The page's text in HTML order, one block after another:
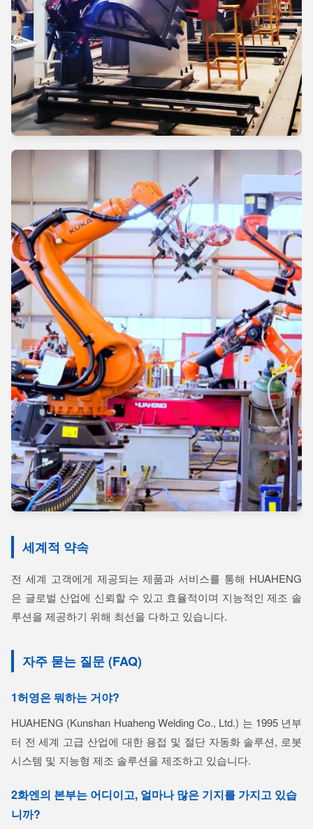
세계적 약속
전 세계 고객에게 제공되는 제품과 서비스를 통해 HUAHENG
은 글로벌 산업에 신뢰할 수 있고 효율적이며 지능적인 제조 솔
루션을 제공하기 위해 최선을 다하고 있습니다.
자주 묻는 질문 (FAQ)
1허영은 뭐하는 거야?
HUAHENG (Kunshan Huaheng Welding Co., Ltd.) 는 1995 년부
터 전 세계 고급 산업에 대한 용접 및 절단 자동화 솔루션, 로봇
시스템 및 지능형 제조 솔루션을 제조하고 있습니다.
2화엔의 본부는 어디이고, 얼마나 많은 기지를 가지고 있습
니까?